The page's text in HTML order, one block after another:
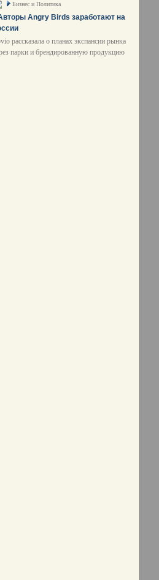
Бизнес и Политика
Angry Birds заработают на
рассказала о планах экспансии рынка
парки и брендированную продукцию